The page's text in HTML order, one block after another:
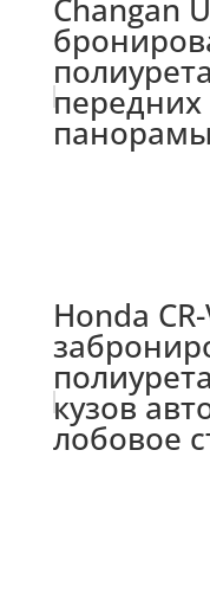
Changan
панорамы
Honda
кузов
лобовое